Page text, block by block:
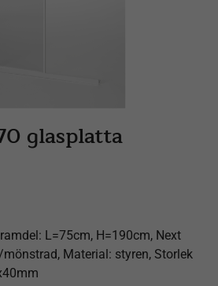
glasplatta
L=75cm, H=190cm, Next
Material: styren, Storlek